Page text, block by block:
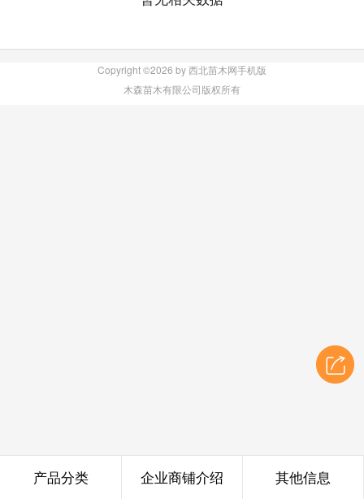
Copyright ©2026 by 西北苗木网手机版
木森苗木有限公司版权所有
产品分类 企业商铺介绍 其他信息